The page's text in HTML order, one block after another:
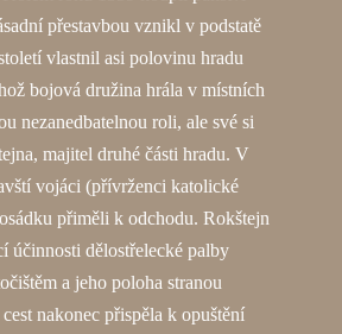
přestavbou vznikl v podstatě
vlastnil asi polovinu hradu
bojová družina hrála v místních
nezanedbatelnou roli, ale své si
majitel druhé části hradu. V
vojáci (přívrženci katolické
přiměli k odchodu. Rokštejn
účinnosti dělostřelecké palby
a jeho poloha stranou
nakonec přispěla k opuštění